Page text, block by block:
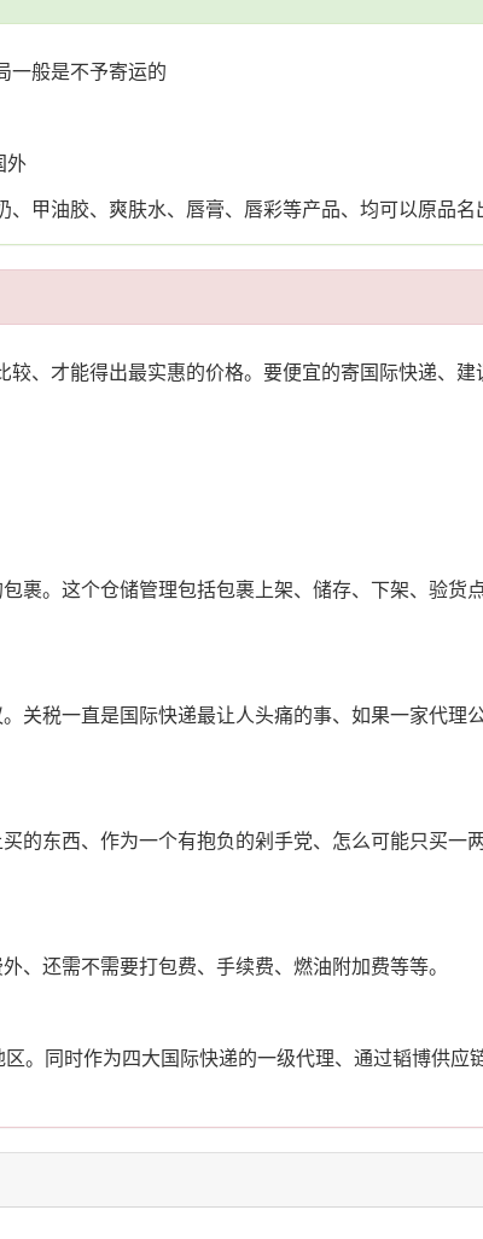
一般是不予寄运的
外
甲油胶、爽肤水、唇膏、唇彩等产品、均可以原品名
、才能得出最实惠的价格。要便宜的寄国际快递、
裹。这个仓储管理包括包裹上架、储存、下架、验货
税一直是国际快递最让人头痛的事、如果一家代理
的东西、作为一个有抱负的剁手党、怎么可能只买一
、还需不需要打包费、手续费、燃油附加费等等。
同时作为四大国际快递的一级代理、通过韬博供应